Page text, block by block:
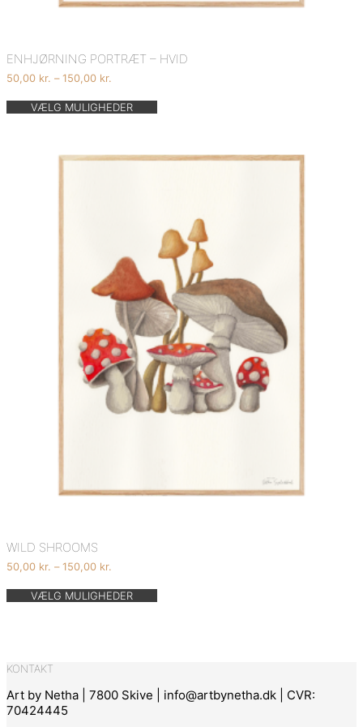
ENHJØRNING PORTRÆT – HVID
50,00 kr. – 150,00 kr.
til
150,00 kr.
VÆLG MULIGHEDER
vare
varianter.
varesiden
WILD SHROOMS
50,00 kr. – 150,00 kr.
til
150,00 kr.
VÆLG MULIGHEDER
Dette
vare
vælges
KONTAKT
Art by Netha | 7800 Skive | info@artbynetha.dk | CVR:
70424445